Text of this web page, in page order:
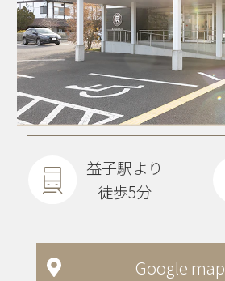
Google map
益子駅より
徒歩5分